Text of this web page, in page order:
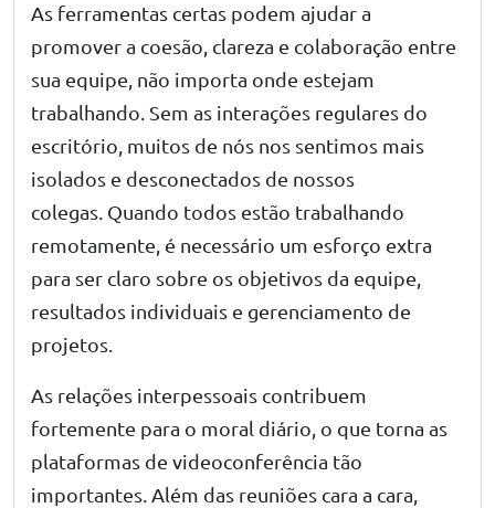
As ferramentas certas podem ajudar a
promover a coesão, clareza e colaboração entre
sua equipe, não importa onde estejam
trabalhando. Sem as interações regulares do
escritório, muitos de nós nos sentimos mais
isolados e desconectados de nossos
colegas. Quando todos estão trabalhando
remotamente, é necessário um esforço extra
para ser claro sobre os objetivos da equipe,
resultados individuais e gerenciamento de
projetos.
As relações interpessoais contribuem
fortemente para o moral diário, o que torna as
plataformas de videoconferência tão
importantes. Além das reuniões cara a cara,